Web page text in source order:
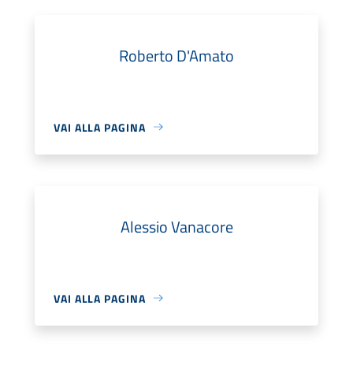
Roberto D'Amato
VAI ALLA PAGINA
Alessio Vanacore
VAI ALLA PAGINA